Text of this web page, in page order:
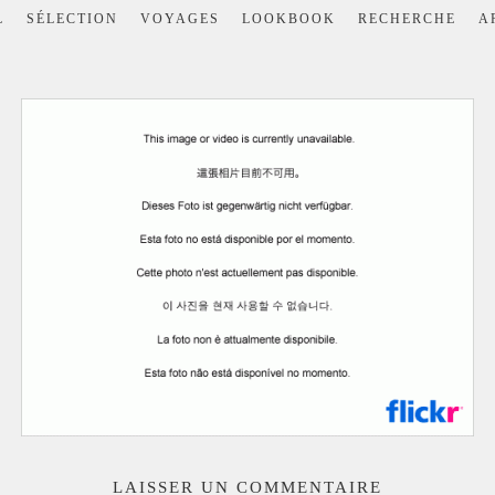
SÉLECTION VOYAGES LOOKBOOK RECHERCHE
LAISSER UN COMMENTAIRE